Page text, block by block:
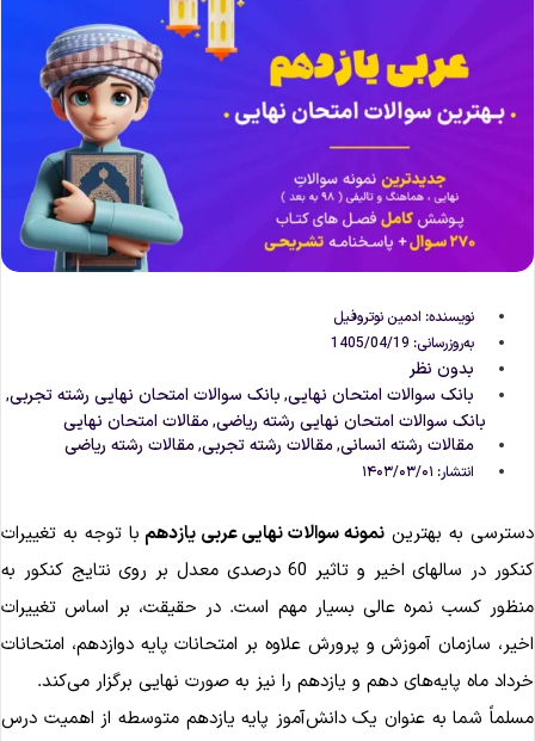
نویسنده:ادمین نوتروفیل
به‌روزرسانی: 1405/04/19
بدون نظر
بانک سوالات امتحان نهایی,بانک سوالات امتحان نهایی رشته تجربی,
بانک سوالات امتحان نهایی رشته ریاضی,مقالات امتحان نهایی
مقالات رشته انسانی,مقالات رشته تجربی,مقالات رشته ریاضی
انتشار:۱۴۰۳/۰۳/۰۱
به بهترین نمونه سوالات نهایی عربی یازدهم با توجه به تغییرات
کنکور در سال‎های اخیر و تاثیر 60 درصدی معدل بر روی نتایج کنکور به
کسب نمره عالی بسیار مهم است. در حقیقت، بر اساس تغییرات
سازمان آموزش و پرورش علاوه بر امتحانات پایه دوازدهم، امتحانات
ماه پایه‌های دهم و یازدهم را نیز به صورت نهایی برگزار می‌کند.
شما به عنوان یک دانش‌آموز پایه یازدهم متوسطه از اهمیت درس